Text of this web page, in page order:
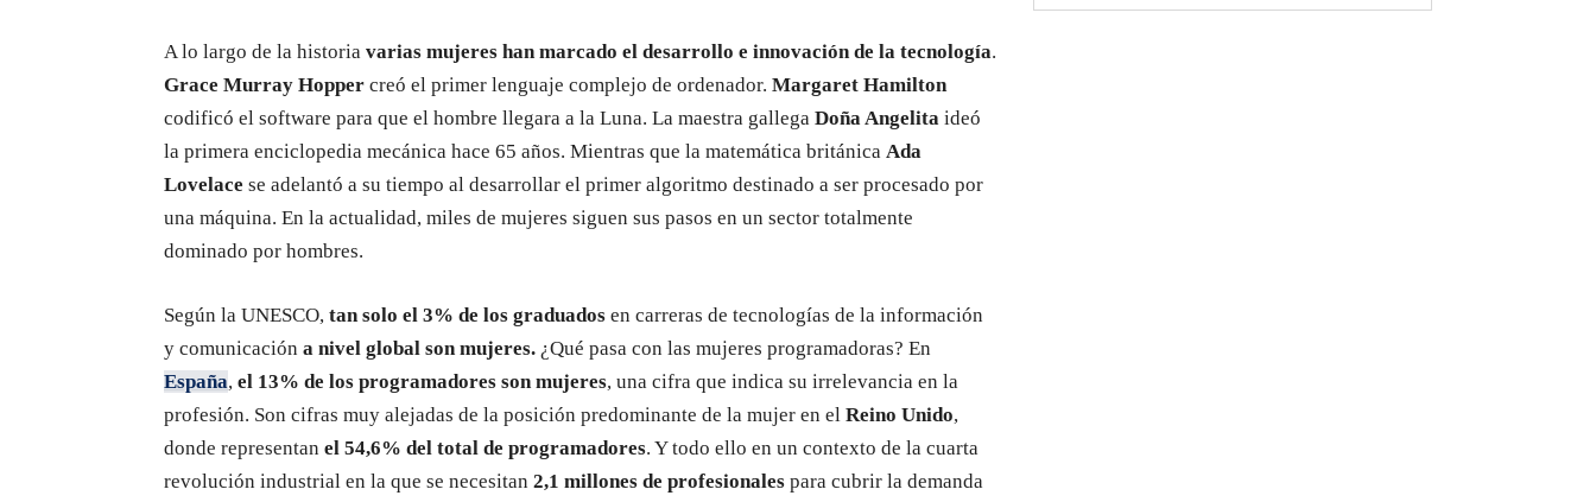
A lo largo de la historia varias mujeres han marcado el desarrollo e innovación de la tecnología.
Grace Murray Hopper creó el primer lenguaje complejo de ordenador. Margaret Hamilton
codificó el software para que el hombre llegara a la Luna. La maestra gallega Doña Angelita ideó
la primera enciclopedia mecánica hace 65 años. Mientras que la matemática británica Ada
Lovelace se adelantó a su tiempo al desarrollar el primer algoritmo destinado a ser procesado por
una máquina. En la actualidad, miles de mujeres siguen sus pasos en un sector totalmente
dominado por hombres.
Según la UNESCO, tan solo el 3% de los graduados en carreras de tecnologías de la información
y comunicación a nivel global son mujeres. ¿Qué pasa con las mujeres programadoras? En
España, el 13% de los programadores son mujeres, una cifra que indica su irrelevancia en la
profesión. Son cifras muy alejadas de la posición predominante de la mujer en el Reino Unido,
donde representan el 54,6% del total de programadores. Y todo ello en un contexto de la cuarta
revolución industrial en la que se necesitan 2,1 millones de profesionales para cubrir la demanda